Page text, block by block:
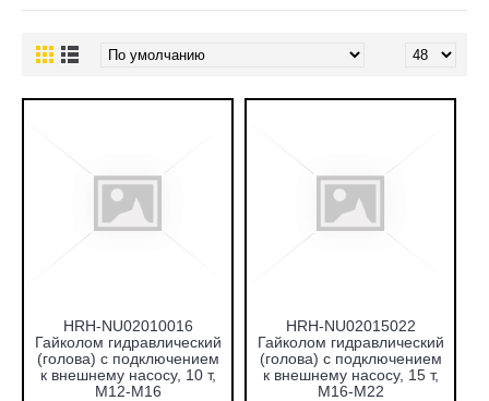
HRH-NU02010016
Гайколом гидравлический
(голова) с подключением
к внешнему насосу, 10 т,
М12-М16
HRH-NU02015022
Гайколом гидравлический
(голова) с подключением
к внешнему насосу, 15 т,
М16-М22